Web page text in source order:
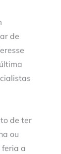
de
de ter
ou
feria a